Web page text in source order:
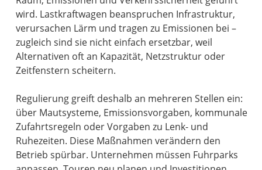
wird. Lastkraftwagen beanspruchen Infrastruktur,
verursachen Lärm und tragen zu Emissionen bei –
zugleich sind sie nicht einfach ersetzbar, weil
Alternativen oft an Kapazität, Netzstruktur oder
Zeitfenstern scheitern.
Regulierung greift deshalb an mehreren Stellen ein:
über Mautsysteme, Emissionsvorgaben, kommunale
Zufahrtsregeln oder Vorgaben zu Lenk- und
Ruhezeiten. Diese Maßnahmen verändern den
Betrieb spürbar. Unternehmen müssen Fuhrparks